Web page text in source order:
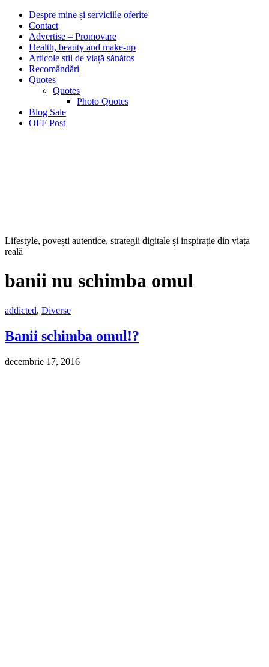
Despre mine și serviciile oferite
Contact
Advertise – Promovare
Health, beauty and make-up
Articole stil de viață sănătos
Recomăndări
Quotes
Quotes
Photo Quotes
Blog Sale
OFF Post
Lifestyle, povești autentice, strategii digitale și inspirație din viața
reală
banii nu schimba omul
addicted, Diverse
Banii schimba omul!?
decembrie 17, 2016